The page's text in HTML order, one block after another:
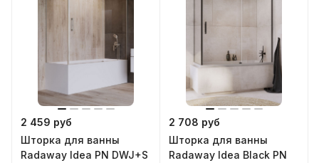
2 459 руб
Шторка для ванны
Radaway Idea PN DWJ+S
2 708 руб
Шторка для ванны
Radaway Idea Black PN